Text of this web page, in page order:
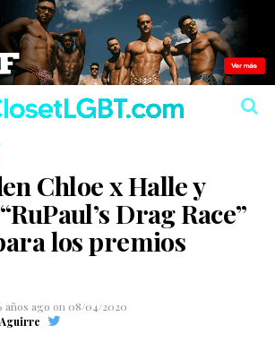
Chloe x Halle y
Drag Race”
los premios
años ago on 08/04/2020